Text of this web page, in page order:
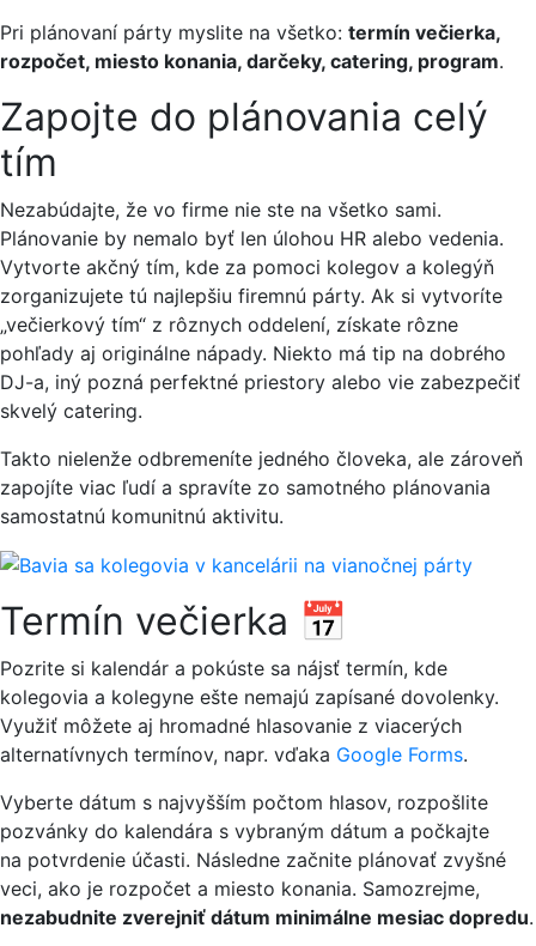
Pri plánovaní párty myslite na všetko: termín večierka,
rozpočet, miesto konania, darčeky, catering, program.
Zapojte do plánovania celý
tím
Nezabúdajte, že vo firme nie ste na všetko sami.
Plánovanie by nemalo byť len úlohou HR alebo vedenia.
Vytvorte akčný tím, kde za pomoci kolegov a kolegýň
zorganizujete tú najlepšiu firemnú párty. Ak si vytvoríte
„večierkový tím“ z rôznych oddelení, získate rôzne
pohľady aj originálne nápady. Niekto má tip na dobrého
DJ-a, iný pozná perfektné priestory alebo vie zabezpečiť
skvelý catering.
Takto nielenže odbremeníte jedného človeka, ale zároveň
zapojíte viac ľudí a spravíte zo samotného plánovania
samostatnú komunitnú aktivitu.
Termín večierka 📅
Pozrite si kalendár a pokúste sa nájsť termín, kde
kolegovia a kolegyne ešte nemajú zapísané dovolenky.
Využiť môžete aj hromadné hlasovanie z viacerých
alternatívnych termínov, napr. vďaka Google Forms.
Vyberte dátum s najvyšším počtom hlasov, rozpošlite
pozvánky do kalendára s vybraným dátum a počkajte
na potvrdenie účasti. Následne začnite plánovať zvyšné
veci, ako je rozpočet a miesto konania. Samozrejme,
nezabudnite zverejniť dátum minimálne mesiac dopredu.